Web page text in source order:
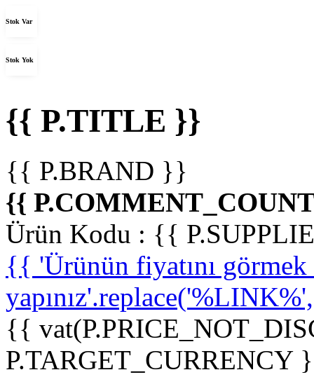
Stok Var
Stok Yok
{{ P.TITLE }}
{{ P.BRAND }}
{{
Ürün Kodu : {{
{{ 'Ürünün fiyatını
{{
P.TARGET_CURRENCY